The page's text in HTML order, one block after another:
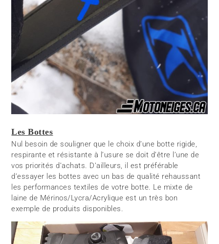
Les Bottes
Nul besoin de souligner que le choix d’une botte rigide,
respirante et résistante à l’usure se doit d’être l’une de
vos priorités d’achats. D’ailleurs, il est préférable
d’essayer les bottes avec un bas de qualité rehaussant
les performances textiles de votre botte. Le mixte de
laine de Mérinos/Lycra/Acrylique est un très bon
exemple de produits disponibles.